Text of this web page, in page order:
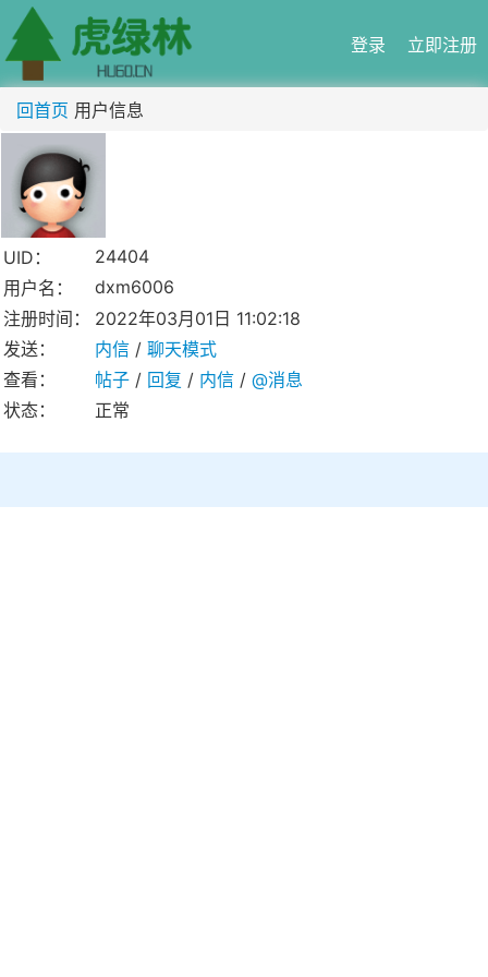
登录 立即注册
回首页 用户信息
UID：
24404
用户名：
dxm6006
注册时间：
2022年03月01日 11:02:18
发送：
内信 / 聊天模式
查看：
帖子 / 回复 / 内信 / @消息
状态：
正常